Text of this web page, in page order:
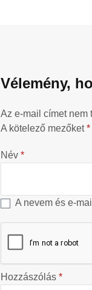
Vélemény,
Az e-mail címet nem
A kötelező mezőket*
Név *
A nevem és e-
Hozzászólás *